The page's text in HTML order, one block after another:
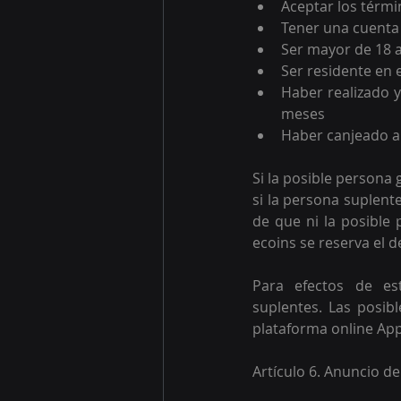
Aceptar los
Tener una
Ser mayor de 18
Ser residente en
Haber realizado
meses
Haber canjeado
Si la posible
si la persona
de que ni la posible
ecoins se reserva el
Para efectos de
suplentes. Las
plataforma online
Artículo 6. Anuncio